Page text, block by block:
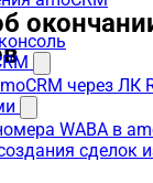
через ЛК
WABA в
сделок